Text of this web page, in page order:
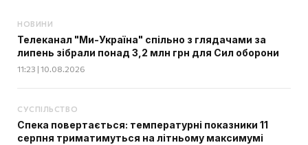
НОВИНИ
Телеканал "Ми-Україна" спільно з глядачами за
липень зібрали понад 3,2 млн грн для Сил оборони
11:23 | 10.08.2026
СУСПІЛЬСТВО
Спека повертається: температурні показники 11
серпня триматимуться на літньому максимумі